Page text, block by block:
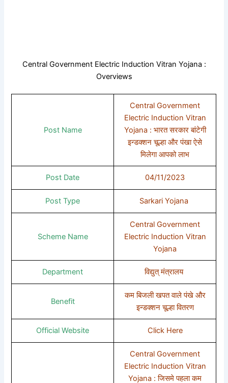
Central Government Electric Induction Vitran Yojana :
Overviews
Post Name
Central Government
Electric Induction Vitran
Yojana : भारत सरकार बांटेगी
इन्डक्शन चूल्हा और पंखा ऐसे
मिलेगा आपको लाभ
Post Date 04/11/2023
Post Type Sarkari Yojana
Scheme Name
Central Government
Electric Induction Vitran
Yojana
Department विद्युत् मंत्रालय
Benefit
कम बिजली खपत वाले पंखे और
इन्डक्शन चूल्हा वितरण
Official Website Click Here
Central Government
Electric Induction Vitran
Yojana : जिसमे पहला कम